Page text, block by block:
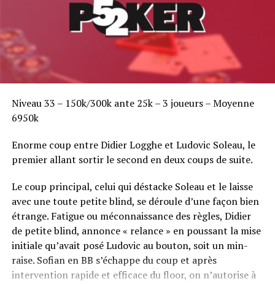
Niveau 33 – 150k/300k ante 25k – 3 joueurs – Moyenne
6950k
Enorme coup entre Didier Logghe et Ludovic Soleau, le
premier allant sortir le second en deux coups de suite.
Le coup principal, celui qui déstacke Soleau et le laisse
avec une toute petite blind, se déroule d’une façon bien
étrange. Fatigue ou méconnaissance des règles, Didier
de petite blind, annonce « relance » en poussant la mise
initiale qu’avait posé Ludovic au bouton, soit un min-
raise. Sofian en BB s’échappe du coup et après
intervention rapide et efficace du floor, on n’autorise à